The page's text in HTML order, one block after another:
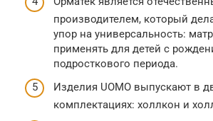
производителем, который
упор на универсальность:
применять для детей с
подросткового периода.
Изделия UOMO выпускают в
комплектациях: холлкон и